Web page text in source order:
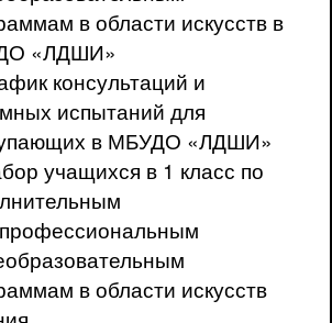
в области искусств в
«ЛДШИ»
консультаций и
испытаний для
в МБУДО «ЛДШИ»
учащихся в 1 класс по
в области искусств